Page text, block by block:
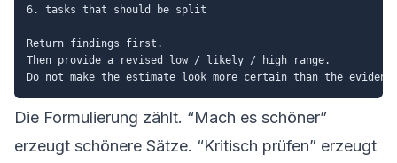
6. tasks that should be split
Return findings first.
Then provide a revised low / likely / high range.
Die Formulierung zählt. “Mach es schöner”
erzeugt schönere Sätze. “Kritisch prüfen” erzeugt